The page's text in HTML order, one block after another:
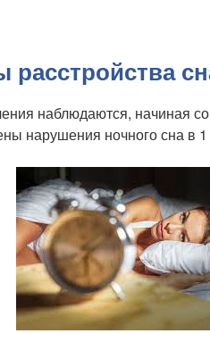
наблюдаются, начиная
нарушения ночного сна в